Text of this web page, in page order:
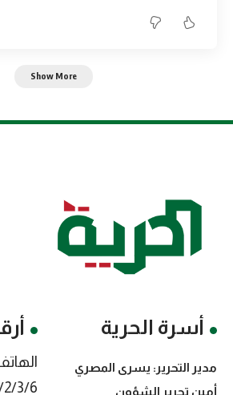
Show More
أسرة الحرية
مدير التحرير: يسرى المصري
أمين تحرير الشؤون
6 -011